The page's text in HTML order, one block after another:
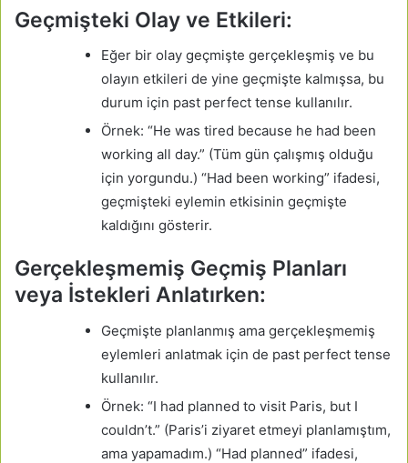
Geçmişteki Olay ve Etkileri:
Eğer bir olay geçmişte gerçekleşmiş ve bu
olayın etkileri de yine geçmişte kalmışsa, bu
durum için past perfect tense kullanılır.
Örnek: “He was tired because he had been
working all day.” (Tüm gün çalışmış olduğu
için yorgundu.) “Had been working” ifadesi,
geçmişteki eylemin etkisinin geçmişte
kaldığını gösterir.
Gerçekleşmemiş Geçmiş Planları
veya İstekleri Anlatırken:
Geçmişte planlanmış ama gerçekleşmemiş
eylemleri anlatmak için de past perfect tense
kullanılır.
Örnek: “I had planned to visit Paris, but I
couldn’t.” (Paris’i ziyaret etmeyi planlamıştım,
ama yapamadım.) “Had planned” ifadesi,